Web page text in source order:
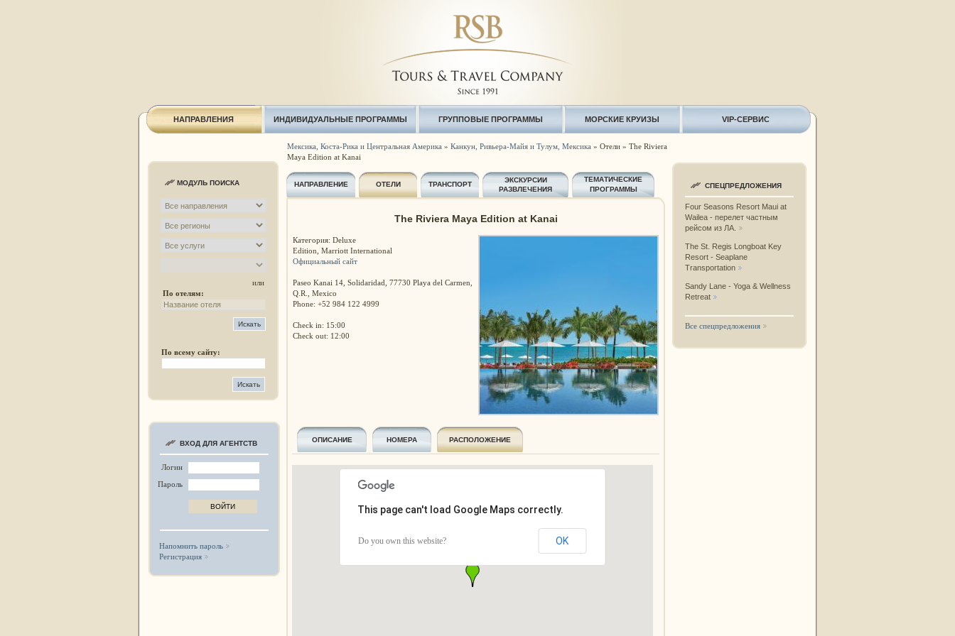
НАПРАВЛЕНИЯ ИНДИВИДУАЛЬНЫЕ ПРОГРАММЫ ГРУППОВЫЕ ПРОГРАММЫ МОРСКИЕ КРУИЗЫ VIP-СЕРВИС
МОДУЛЬ ПОИСКА
или
По отелям:
По всему сайту:
ВХОД ДЛЯ АГЕНТСТВ
Логин
Пароль
Напомнить пароль
Регистрация
Мексика, Коста-Рика и Центральная Америка » Канкун, Ривьера-Майя и Тулум, Мексика » Отели » The Riviera
Maya Edition at Kanai
НАПРАВЛЕНИЕ ОТЕЛИ ТРАНСПОРТ
ЭКСКУРСИИ
РАЗВЛЕЧЕНИЯ
ТЕМАТИЧЕСКИЕ
ПРОГРАММЫ
The Riviera Maya Edition at Kanai
Категория: Deluxe
Edition, Marriott International
Официальный сайт
Paseo Kanai 14, Solidaridad, 77730 Playa del Carmen,
Q.R., Mexico
Phone: +52 984 122 4999
Check in: 15:00
Check out: 12:00
ОПИСАНИЕ НОМЕРА РАСПОЛОЖЕНИЕ
This page can't load Google Maps correctly.
Do you own this website? OK
СПЕЦПРЕДЛОЖЕНИЯ
Four Seasons Resort Maui at
Wailea - перелет частным
рейсом из ЛА.
The St. Regis Longboat Key
Resort - Seaplane
Transportation
Sandy Lane - Yoga & Wellness
Retreat
Все спецпредложения